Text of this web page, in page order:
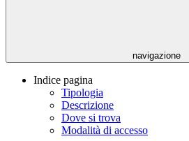
navigazione
Indice pagina
Tipologia
Descrizione
Dove si trova
Modalità di accesso